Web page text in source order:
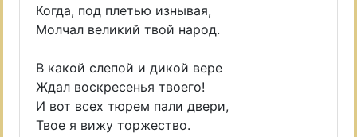
Когда, под плетью изнывая,
Молчал великий твой народ.
В какой слепой и дикой вере
Ждал воскресенья твоего!
И вот всех тюрем пали двери,
Твое я вижу торжество.